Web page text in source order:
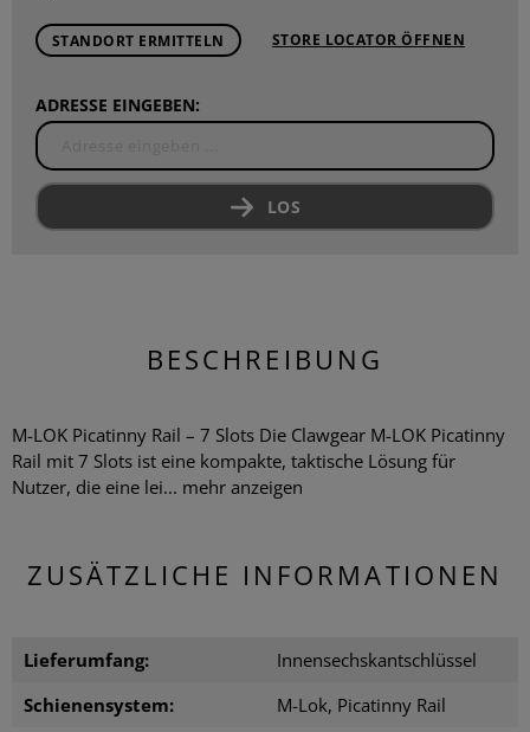
STANDORT ERMITTELN STORE LOCATOR ÖFFNEN
ADRESSE EINGEBEN:
LOS
BESCHREIBUNG
M-LOK Picatinny Rail – 7 Slots Die Clawgear M-LOK Picatinny
Rail mit 7 Slots ist eine kompakte, taktische Lösung für
Nutzer, die eine lei... mehr anzeigen
ZUSÄTZLICHE INFORMATIONEN
Lieferumfang:
Innensechskantschlüssel
Schienensystem:
M-Lok, Picatinny Rail